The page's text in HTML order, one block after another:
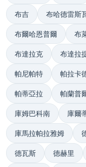
布吉 布哈德雷斯
布爾哈恩普爾 布
布達拉克 布達拉
帕尼帕特 帕拉卡
帕蒂亞拉 帕蘭普
庫姆巴科南 庫爾
庫馬拉帕拉雅姆
德瓦斯 德赫里